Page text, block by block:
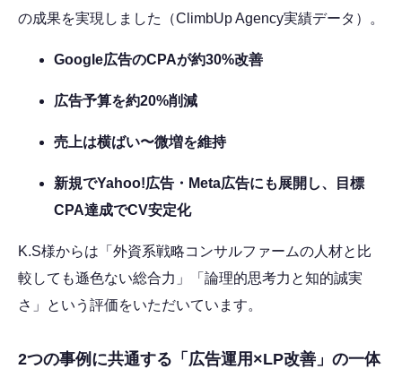
の成果を実現しました（ClimbUp Agency実績データ）。
Google広告のCPAが約30%改善
広告予算を約20%削減
売上は横ばい〜微増を維持
新規でYahoo!広告・Meta広告にも展開し、目標
CPA達成でCV安定化
K.S様からは「外資系戦略コンサルファームの人材と比
較しても遜色ない総合力」「論理的思考力と知的誠実
さ」という評価をいただいています。
2つの事例に共通する「広告運用×LP改善」の一体